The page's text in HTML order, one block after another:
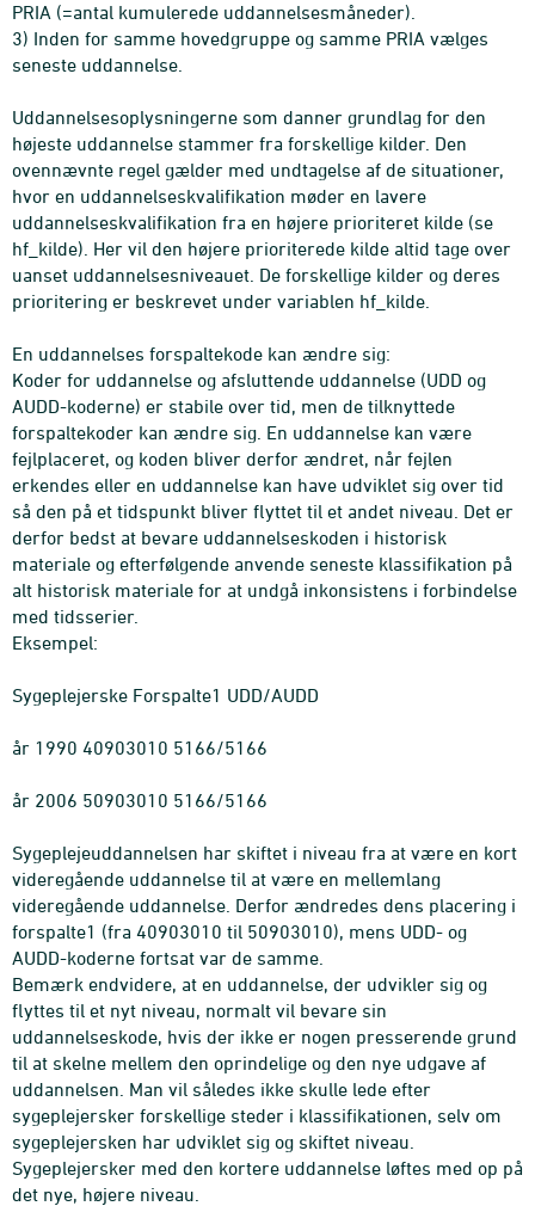
PRIA (=antal kumulerede uddannelsesmåneder).
3) Inden for samme hovedgruppe og samme PRIA vælges
seneste uddannelse.
Uddannelsesoplysningerne som danner grundlag for den
højeste uddannelse stammer fra forskellige kilder. Den
ovennævnte regel gælder med undtagelse af de situationer,
hvor en uddannelseskvalifikation møder en lavere
uddannelseskvalifikation fra en højere prioriteret kilde (se
hf_kilde). Her vil den højere prioriterede kilde altid tage over
uanset uddannelsesniveauet. De forskellige kilder og deres
prioritering er beskrevet under variablen hf_kilde.
En uddannelses forspaltekode kan ændre sig:
Koder for uddannelse og afsluttende uddannelse (UDD og
AUDD-koderne) er stabile over tid, men de tilknyttede
forspaltekoder kan ændre sig. En uddannelse kan være
fejlplaceret, og koden bliver derfor ændret, når fejlen
erkendes eller en uddannelse kan have udviklet sig over tid
så den på et tidspunkt bliver flyttet til et andet niveau. Det er
derfor bedst at bevare uddannelseskoden i historisk
materiale og efterfølgende anvende seneste klassifikation på
alt historisk materiale for at undgå inkonsistens i forbindelse
med tidsserier.
Eksempel:
Sygeplejerske Forspalte1 UDD/AUDD
år 1990 40903010 5166/5166
år 2006 50903010 5166/5166
Sygeplejeuddannelsen har skiftet i niveau fra at være en kort
videregående uddannelse til at være en mellemlang
videregående uddannelse. Derfor ændredes dens placering i
forspalte1 (fra 40903010 til 50903010), mens UDD- og
AUDD-koderne fortsat var de samme.
Bemærk endvidere, at en uddannelse, der udvikler sig og
flyttes til et nyt niveau, normalt vil bevare sin
uddannelseskode, hvis der ikke er nogen presserende grund
til at skelne mellem den oprindelige og den nye udgave af
uddannelsen. Man vil således ikke skulle lede efter
sygeplejersker forskellige steder i klassifikationen, selv om
sygeplejersken har udviklet sig og skiftet niveau.
Sygeplejersker med den kortere uddannelse løftes med op på
det nye, højere niveau.